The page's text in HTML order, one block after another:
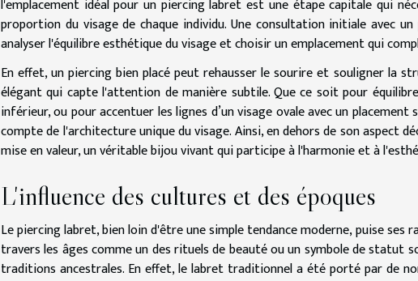
l'emplacement idéal pour un piercing labret est une étape capitale qui
proportion du visage de chaque individu. Une consultation initiale avec
analyser l'équilibre esthétique du visage et choisir un emplacement qui
En effet, un piercing bien placé peut rehausser le sourire et souligner la
élégant qui capte l'attention de manière subtile. Que ce soit pour
inférieur, ou pour accentuer les lignes d’un visage ovale avec un
compte de l'architecture unique du visage. Ainsi, en dehors de son aspect
mise en valeur, un véritable bijou vivant qui participe à l'harmonie et à
L'influence des cultures et des époques
Le piercing labret, bien loin d'être une simple tendance moderne, puise ses
travers les âges comme un des rituels de beauté ou un symbole de statut
traditions ancestrales. En effet, le labret traditionnel a été porté par de